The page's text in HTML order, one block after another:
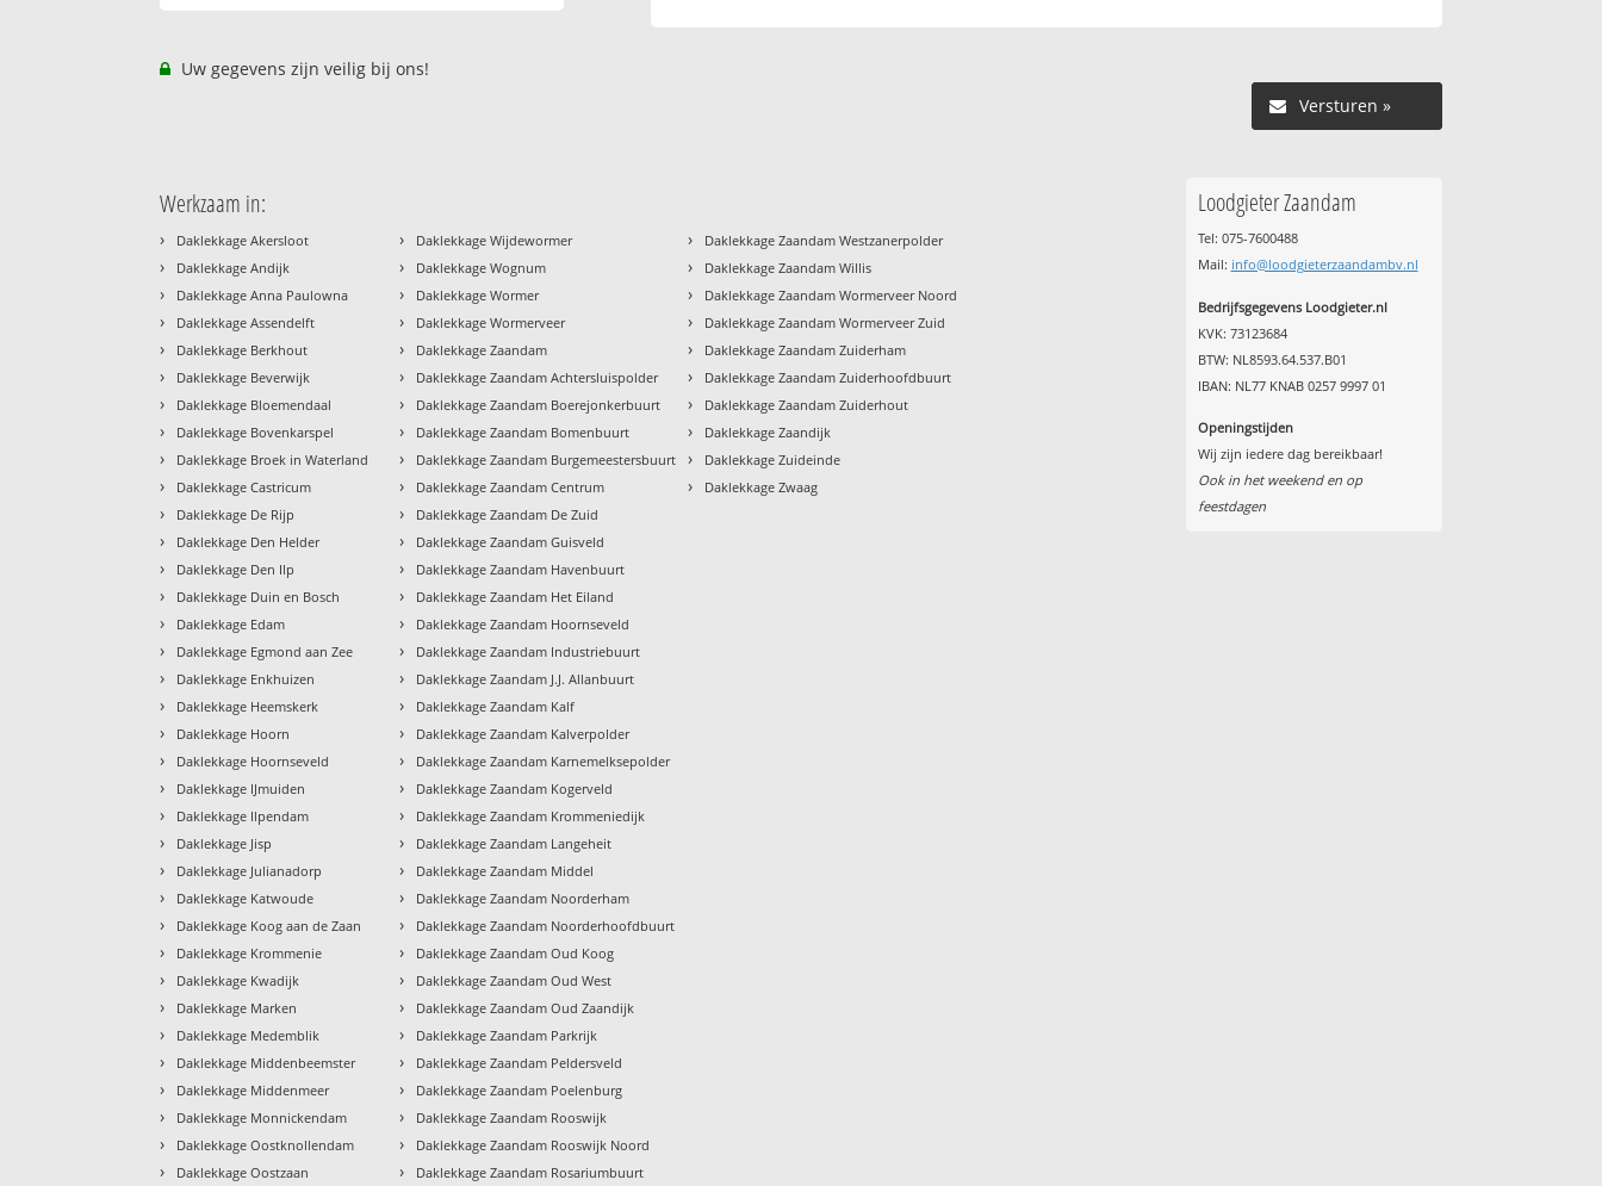
Uw gegevens zijn veilig bij ons!
Versturen »
Werkzaam in:
› Daklekkage Akersloot
› Daklekkage Andijk
› Daklekkage Anna Paulowna
› Daklekkage Assendelft
› Daklekkage Berkhout
› Daklekkage Beverwijk
› Daklekkage Bloemendaal
› Daklekkage Bovenkarspel
› Daklekkage Broek in Waterland
› Daklekkage Castricum
› Daklekkage De Rijp
› Daklekkage Den Helder
› Daklekkage Den Ilp
› Daklekkage Duin en Bosch
› Daklekkage Edam
› Daklekkage Egmond aan Zee
› Daklekkage Enkhuizen
› Daklekkage Heemskerk
› Daklekkage Hoorn
› Daklekkage Hoornseveld
› Daklekkage IJmuiden
› Daklekkage Ilpendam
› Daklekkage Jisp
› Daklekkage Julianadorp
› Daklekkage Katwoude
› Daklekkage Koog aan de Zaan
› Daklekkage Krommenie
› Daklekkage Kwadijk
› Daklekkage Marken
› Daklekkage Medemblik
› Daklekkage Middenbeemster
› Daklekkage Middenmeer
› Daklekkage Monnickendam
› Daklekkage Oostknollendam
› Daklekkage Oostzaan
› Daklekkage Wijdewormer
› Daklekkage Wognum
› Daklekkage Wormer
› Daklekkage Wormerveer
› Daklekkage Zaandam
› Daklekkage Zaandam Achtersluispolder
› Daklekkage Zaandam Boerejonkerbuurt
› Daklekkage Zaandam Bomenbuurt
› Daklekkage Zaandam Burgemeestersbuurt
› Daklekkage Zaandam Centrum
› Daklekkage Zaandam De Zuid
› Daklekkage Zaandam Guisveld
› Daklekkage Zaandam Havenbuurt
› Daklekkage Zaandam Het Eiland
› Daklekkage Zaandam Hoornseveld
› Daklekkage Zaandam Industriebuurt
› Daklekkage Zaandam J.J. Allanbuurt
› Daklekkage Zaandam Kalf
› Daklekkage Zaandam Kalverpolder
› Daklekkage Zaandam Karnemelksepolder
› Daklekkage Zaandam Kogerveld
› Daklekkage Zaandam Krommeniedijk
› Daklekkage Zaandam Langeheit
› Daklekkage Zaandam Middel
› Daklekkage Zaandam Noorderham
› Daklekkage Zaandam Noorderhoofdbuurt
› Daklekkage Zaandam Oud Koog
› Daklekkage Zaandam Oud West
› Daklekkage Zaandam Oud Zaandijk
› Daklekkage Zaandam Parkrijk
› Daklekkage Zaandam Peldersveld
› Daklekkage Zaandam Poelenburg
› Daklekkage Zaandam Rooswijk
› Daklekkage Zaandam Rooswijk Noord
› Daklekkage Zaandam Rosariumbuurt
› Daklekkage Zaandam Westzanerpolder
› Daklekkage Zaandam Willis
› Daklekkage Zaandam Wormerveer Noord
› Daklekkage Zaandam Wormerveer Zuid
› Daklekkage Zaandam Zuiderham
› Daklekkage Zaandam Zuiderhoofdbuurt
› Daklekkage Zaandam Zuiderhout
› Daklekkage Zaandijk
› Daklekkage Zuideinde
› Daklekkage Zwaag
Loodgieter Zaandam
Tel: 075-7600488
Mail: info@loodgieterzaandambv.nl
Bedrijfsgegevens Loodgieter.nl
KVK: 73123684
BTW: NL8593.64.537.B01
IBAN: NL77 KNAB 0257 9997 01
Openingstijden
Wij zijn iedere dag bereikbaar!
Ook in het weekend en op
feestdagen